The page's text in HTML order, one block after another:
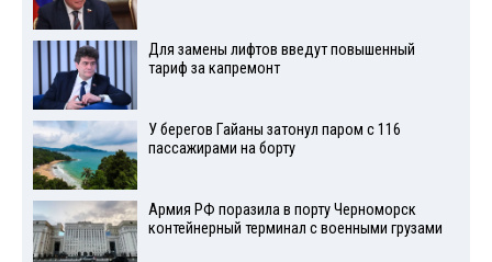
Для замены лифтов введут повышенный
тариф за капремонт
У берегов Гайаны затонул паром с 116
пассажирами на борту
Армия РФ поразила в порту Черноморск
контейнерный терминал с военными грузами